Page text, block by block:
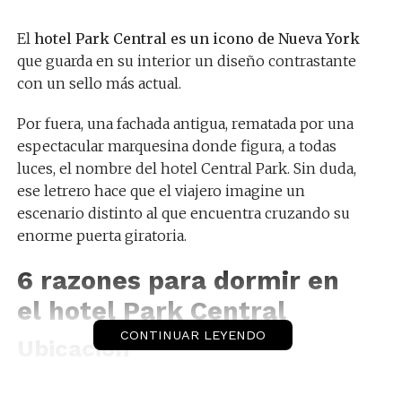
El hotel Park Central es un icono de Nueva York
que guarda en su interior un diseño contrastante
con un sello más actual.
Por fuera, una fachada antigua, rematada por una
espectacular marquesina donde figura, a todas
luces, el nombre del hotel Central Park. Sin duda,
ese letrero hace que el viajero imagine un
escenario distinto al que encuentra cruzando su
enorme puerta giratoria.
6 razones para dormir en
el hotel Park Central
UbicaciónCONTINUAR LEYENDO